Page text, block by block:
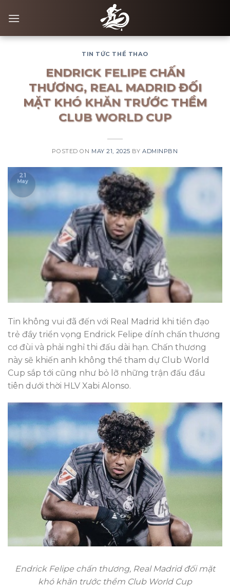
TIN TỨC THỂ THAO
ENDRICK FELIPE CHẤN
THƯƠNG, REAL MADRID ĐỐI
MẶT KHÓ KHĂN TRƯỚC THỀM
CLUB WORLD CUP
POSTED ON MAY 21, 2025 BYADMINPBN
21
May
Tin không vui đã đến với Real Madrid khi tiền đạo
trẻ đầy triển vọng Endrick Felipe dính chấn thương
cơ đùi và phải nghỉ thi đấu dài hạn. Chấn thương
này sẽ khiến anh không thể tham dự Club World
Cup sắp tới cũng như bỏ lỡ những trận đấu đầu
tiên dưới thời HLV Xabi Alonso.
Endrick Felipe chấn thương, Real Madrid đối mặt
khó khăn trước thềm Club World Cup